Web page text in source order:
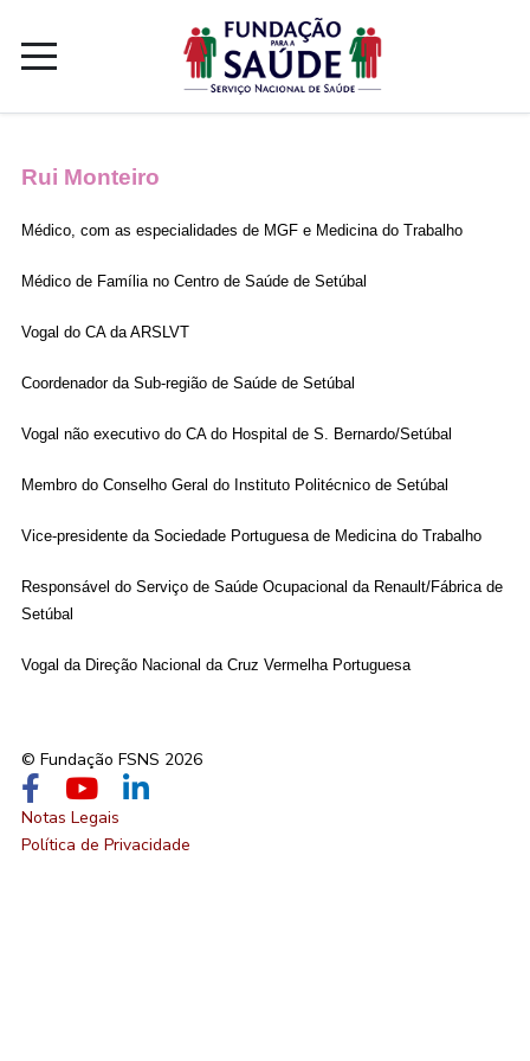
Rui Monteiro
Médico, com as especialidades de MGF e Medicina do Trabalho
Médico de Família no Centro de Saúde de Setúbal
Vogal do CA da ARSLVT
Coordenador da Sub-região de Saúde de Setúbal
Vogal não executivo do CA do Hospital de S. Bernardo/Setúbal
Membro do Conselho Geral do Instituto Politécnico de Setúbal
Vice-presidente da Sociedade Portuguesa de Medicina do Trabalho
Responsável do Serviço de Saúde Ocupacional da Renault/Fábrica de
Setúbal
Vogal da Direção Nacional da Cruz Vermelha Portuguesa
© Fundação FSNS 2026
Notas Legais
Política de Privacidade